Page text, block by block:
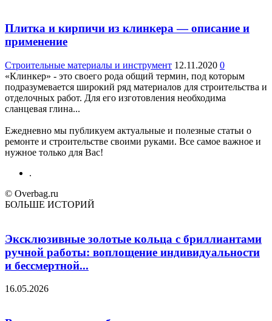
Плитка и кирпичи из клинкера — описание и
применение
Строительные материалы и инструмент 12.11.2020 0
«Клинкер» - это своего рода общий термин, под которым
подразумевается широкий ряд материалов для строительства и
отделочных работ. Для его изготовления необходима
сланцевая глина...
Ежедневно мы публикуем актуальные и полезные статьи о
ремонте и строительстве своими руками. Все самое важное и
нужное только для Вас!
.
© Overbag.ru
БОЛЬШЕ ИСТОРИЙ
Эксклюзивные золотые кольца с бриллиантами
ручной работы: воплощение индивидуальности
и бессмертной...
16.05.2026